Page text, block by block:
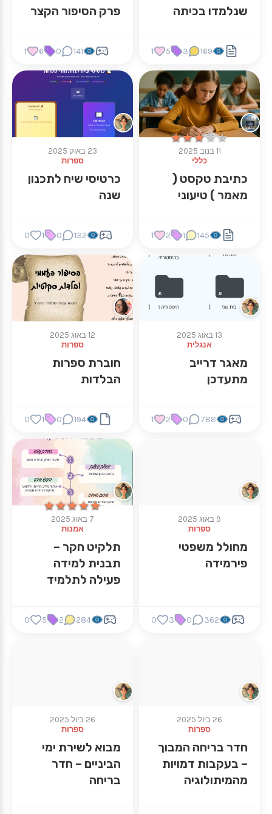
שנלמדו בכיתה
169
3
5
1
פרק הסיפור הקצר
141
0
6
1
★★★★★
★★★★★
11 בנוב 2025
כללי
כתיבת טקסט (
מאמר ) טיעוני
145
1
2
1
23 באוק 2025
ספרות
כרטיסי שיח לתכנון
שנה
132
0
1
0
13 באוג 2025
אנגלית
מאגר דרייב
מתעדכן
788
0
2
1
12 באוג 2025
ספרות
חוברת ספרות
הבלדות
194
0
1
0
9 באוג 2025
ספרות
מחולל משפטי
פירמידה
362
0
3
0
★★★★★
★★★★★
7 באוג 2025
אמנות
תלקיט חקר –
תבנית למידה
פעילה לתלמיד
284
2
5
0
26 ביול 2025
ספרות
חדר בריחה המבוך
– בעקבות דמויות
מהמיתולוגיה
26 ביול 2025
ספרות
מבוא לשירת ימי
הביניים – חדר
בריחה